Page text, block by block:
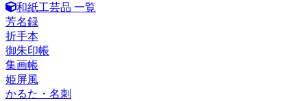
和紙工芸品 一覧
芳名録
折手本
御朱印帳
集画帳
姫屏風
かるた・名刺